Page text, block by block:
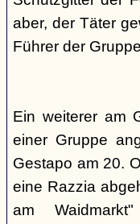
aber, der Täter
Führer der
Ein weiterer am
einer Gruppe
Gestapo am 20.
eine Razzia
am